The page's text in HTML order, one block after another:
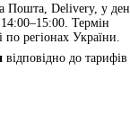
Пошта, Delivery, у
Термін
по регіонах України.
відповідно до тарифів